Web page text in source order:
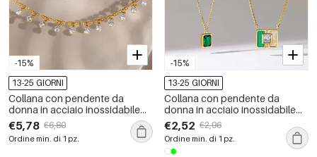
-15%
13-25 GIORNI
Collana con pendente da
donna in acciaio inossidabile
impermeabile color oro con
zirconi
€5,78 €6,80
Ordine min. di 1 pz.
-15%
13-25 GIORNI
Collana con pendente da
donna in acciaio inossidabile
impermeabile color oro con
zirconi
€2,52 €2,96
Ordine min. di 1 pz.